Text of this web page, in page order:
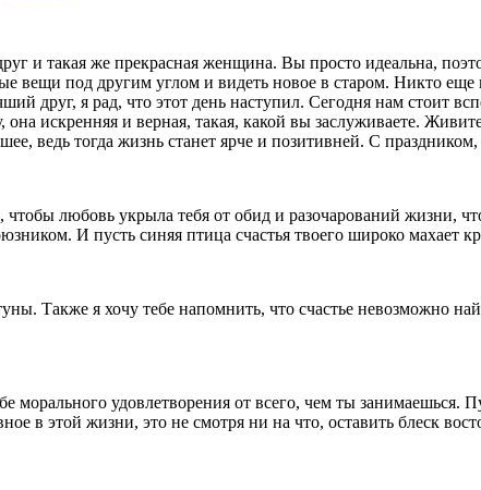
и такая же прекрасная женщина. Вы просто идеальна,
вещи под другим углом и видеть новое в старом. Никто
друг, я рад, что этот день наступил. Сегодня нам стоит
искренняя и верная, такая, какой вы заслуживаете.
ведь тогда жизнь станет ярче и позитивней. С праздником,
любовь укрыла тебя от обид и разочарований жизни,
И пусть синяя птица счастья твоего широко махает
Также я хочу тебе напомнить, что счастье невозможно
морального удовлетворения от всего, чем ты занимаешься.
в этой жизни, это не смотря ни на что, оставить блеск